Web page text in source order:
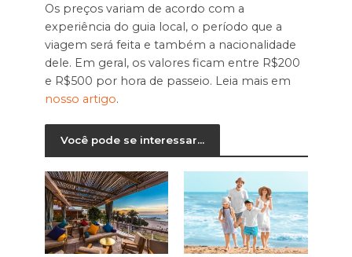
Os preços variam de acordo com a
experiência do guia local, o período que a
viagem será feita e também a nacionalidade
dele. Em geral, os valores ficam entre R$200
e R$500 por hora de passeio. Leia mais em
nosso artigo.
Você pode se interessar...